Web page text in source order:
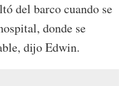
del barco cuando se
donde se
dijo Edwin.